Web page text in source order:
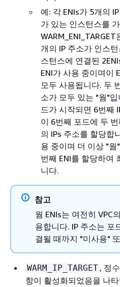
예: 각 ENIs가 5개의
가 있는 인스턴스를
개의 IP 주소가 인스
스턴스에 연결된
ENI가 사용 중이며이
모두 사용됩니다. 두
소가 모두 있는 "웜"
드가 시작되면 6번째
이 6번째 포드에 두
의 IPs 주소를 할당합
용 중이며 더 이상 "웜
번째 ENI를 할당하여
니다.
참고
웜 ENIs는 여전히 VPC
용합니다. IP 주소는 포
결될 때까지 "미사용"
WARM_IP_TARGET , 정
항이 활성화되었음을 나